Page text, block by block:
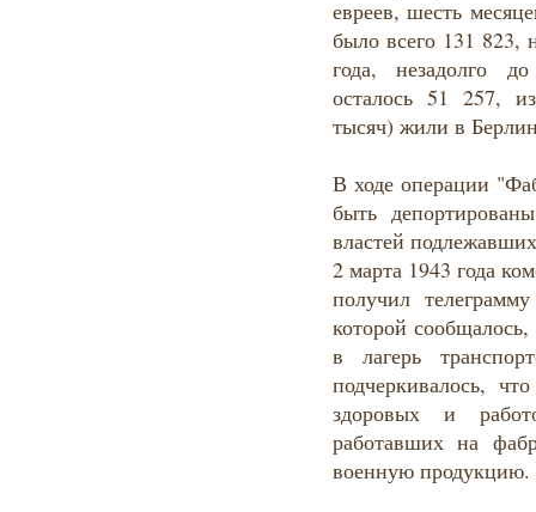
евреев, шесть
было всего 131 823,
года, незадолго
осталось 51 257,
тысяч) жили в
В ходе операции
быть
властей
2 марта 1943 года
получил
которой
в лагерь
подчеркивалось,
здоровых и
работавших на
военную продукцию.